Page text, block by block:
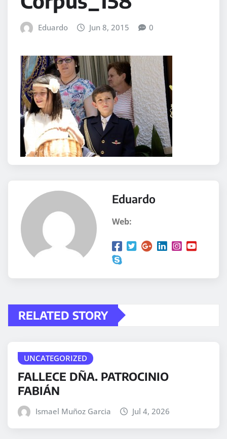
Eduardo Jun 8, 2015 0
Eduardo
Web:
RELATED STORY
UNCATEGORIZED
FALLECE DÑA. PATROCINIO
FABIÁN
Ismael Muñoz Garcia Jul 4, 2026